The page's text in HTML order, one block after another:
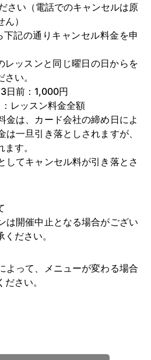
さい（電話でのキャンセルは原
）
記の通りキャンセル料金を申
レッスンと同じ曜日の日からを
い。
日前：1,000円
レッスン料金全額
金は、カード会社の締め日によ
は一旦引き落としされますが、
す。
してキャンセル料が引き落とさ
は開催中止となる場合がござい
ださい。
よって、メニューが変わる場合
さい。